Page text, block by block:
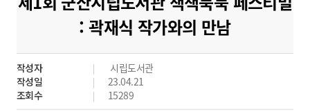
시
군
산
: 곽재식 작가와의 만남
작성자
시립도서관
작성일
23.04.21
조회수
15289